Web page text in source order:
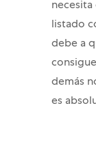
necesita
listado
debe a
demás
es